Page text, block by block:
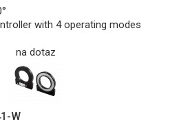
with 4 operating modes
na dotaz
W